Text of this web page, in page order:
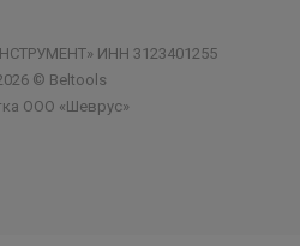
ИНН 3123401255
© Beltools
ООО «Шеврус»